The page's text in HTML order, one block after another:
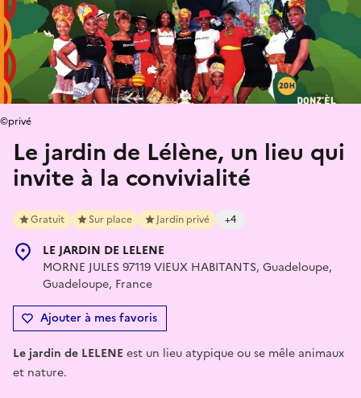
Le jardin de Lélène, un lieu qui
invite à la convivialité
Gratuit Sur place Jardin privé +4
LE JARDIN DE LELENE
MORNE JULES 97119 VIEUX HABITANTS, Guadeloupe,
Guadeloupe, France
Ajouter à mes favoris
©privé
Le jardin de LELENEest un lieu atypique ou se mêle animaux
et nature.